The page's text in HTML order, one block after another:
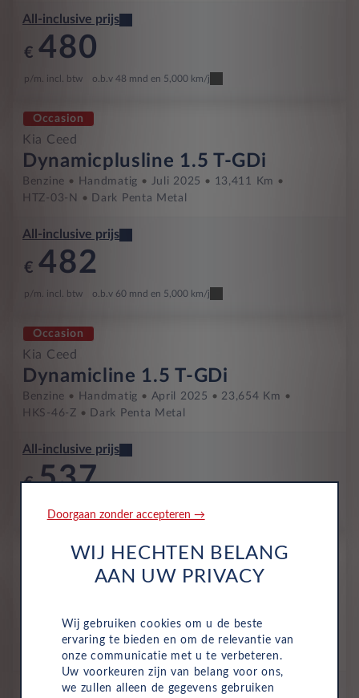
All-inclusive prijs
€ 480
p/m. incl. btw o.b.v 48 mnd en 5,000 km/j
Occasion
Kia Ceed
Dynamicplusline 1.5 T-GDi
Benzine Handmatig Juli 2025
13,411 Km
HTZ-03-N
Dark Penta Metal
All-inclusive prijs
€ 482
p/m. incl. btw o.b.v 60 mnd en 5,000 km/j
Occasion
Kia Ceed
Dynamicline 1.5 T-GDi
Benzine Handmatig April 2025
23,654 Km
HKS-46-Z
Dark Penta Metal
All-inclusive prijs
€ 537
p/m. incl. btw o.b.v 48 mnd en 5,000 km/j
Occasion
DCT
Benzine Automaat April 2025
25,539 Km
HLG-72-Z
Wolf Gray
All-inclusive prijs
Doorgaan zonder accepteren →
WIJ HECHTEN BELANG
AAN UW PRIVACY
Wij gebruiken cookies om u de beste
ervaring te bieden en om de relevantie van
onze communicatie met u te verbeteren.
Uw voorkeuren zijn van belang voor ons,
we zullen alleen de gegevens gebruiken